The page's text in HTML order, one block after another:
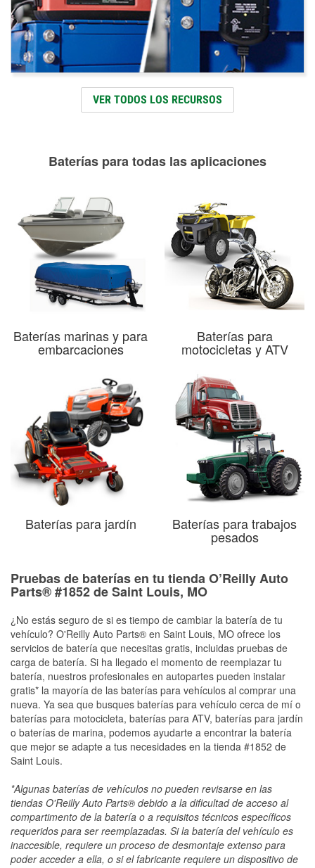
VER TODOS LOS RECURSOS
Baterías para todas las aplicaciones
Baterías marinas y para
embarcaciones
Baterías para
motocicletas y ATV
Baterías para jardín Baterías para trabajos
pesados
Pruebas de baterías en tu tienda O’Reilly Auto
Parts® #1852 de Saint Louis, MO
¿No estás seguro de si es tiempo de cambiar la batería de tu
vehículo? O'Reilly Auto Parts® en Saint Louis, MO ofrece los
servicios de batería que necesitas gratis, incluidas pruebas de
carga de batería. Si ha llegado el momento de reemplazar tu
batería, nuestros profesionales en autopartes pueden instalar
gratis* la mayoría de las baterías para vehículos al comprar una
nueva. Ya sea que busques baterías para vehículo cerca de mí o
baterías para motocicleta, baterías para ATV, baterías para jardín
o baterías de marina, podemos ayudarte a encontrar la batería
que mejor se adapte a tus necesidades en la tienda #1852 de
Saint Louis.
*Algunas baterías de vehículos no pueden revisarse en las
tiendas O'Reilly Auto Parts® debido a la dificultad de acceso al
compartimento de la batería o a requisitos técnicos específicos
requeridos para ser reemplazadas. Si la batería del vehículo es
inaccesible, requiere un proceso de desmontaje extenso para
poder acceder a ella, o si el fabricante requiere un dispositivo de